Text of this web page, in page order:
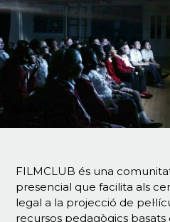
FILMCLUB és una
presencial que facilita als
legal a la projecció de
recursos pedagògics